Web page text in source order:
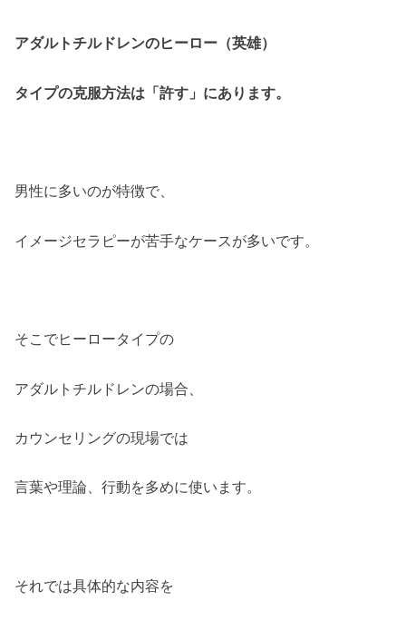
アダルトチルドレンのヒーロー（英雄）
タイプの克服方法は「許す」にあります。
男性に多いのが特徴で、
イメージセラピーが苦手なケースが多いです。
そこでヒーロータイプの
アダルトチルドレンの場合、
カウンセリングの現場では
言葉や理論、行動を多めに使います。
それでは具体的な内容を